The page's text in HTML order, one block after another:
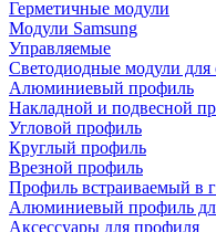
Герметичные модули
Модули Samsung
Управляемые
Светодиодные модули для
Алюминиевый профиль
Накладной и подвесной
Угловой профиль
Круглый профиль
Врезной профиль
Профиль встраиваемый в
Алюминиевый профиль
Аксессуары для профиля